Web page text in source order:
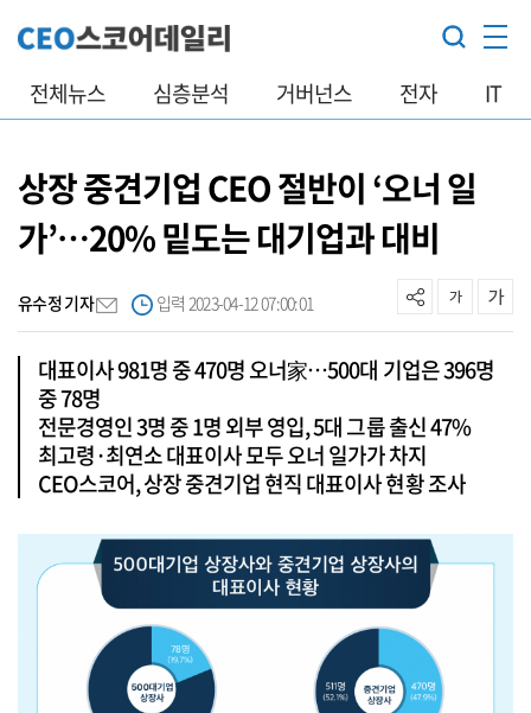
전체뉴스 심층분석 거버넌스 전자 IT
상장 중견기업 CEO 절반이 ‘오너 일
가’…20% 밑도는 대기업과 대비
유수정 기자 입력 2023-04-12 07:00:01
대표이사 981명 중 470명 오너家…500대 기업은 396명
중 78명
전문경영인 3명 중 1명 외부 영입, 5대 그룹 출신 47%
최고령·최연소 대표이사 모두 오너 일가가 차지
CEO스코어, 상장 중견기업 현직 대표이사 현황 조사